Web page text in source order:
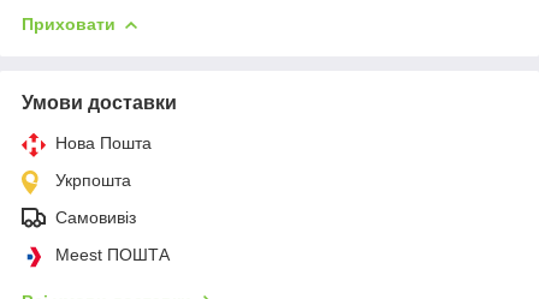
Приховати
Умови доставки
Нова Пошта
Укрпошта
Самовивіз
Meest ПОШТА